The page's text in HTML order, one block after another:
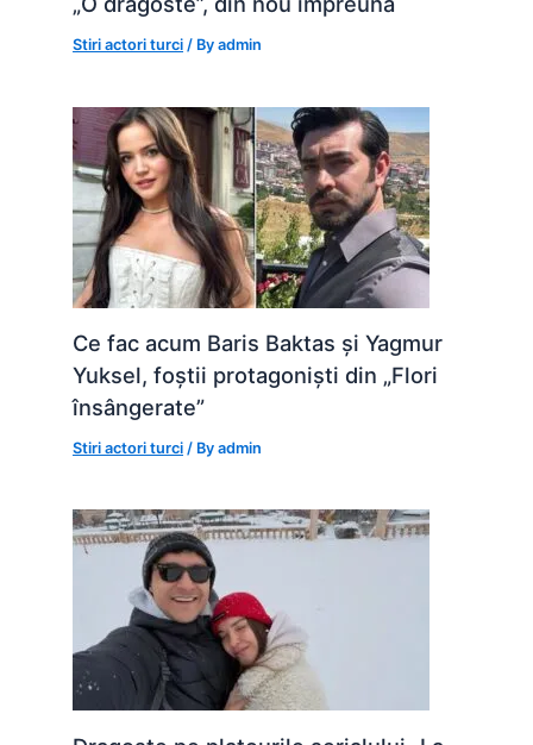
Stiri actori turci / Byadmin
Ce fac acum Baris Baktas și Yagmur
Yuksel, foștii protagoniști din „Flori
însângerate”
Stiri actori turci / Byadmin